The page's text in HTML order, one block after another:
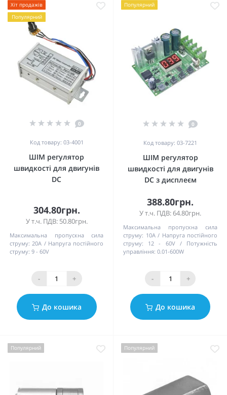
Хіт продажів
Популярний
0
Код товару: 03-4001
ШІМ регулятор
швидкості для двигунів
DC
304.80грн.
У т.ч. ПДВ: 50.80грн.
Максимальна пропускна сила
струму: 20А
Напруга постійного
струму: 9 - 60V
- +
До кошика
Популярний
0
Код товару: 03-7221
ШІМ регулятор
швидкості для двигунів
DC з дисплеєм
388.80грн.
У т.ч. ПДВ: 64.80грн.
Максимальна пропускна сила
струму: 10А
Напруга постійного
струму:
12 - 60V
Потужність
управління: 0.01-600W
- +
До кошика
Популярний Популярний